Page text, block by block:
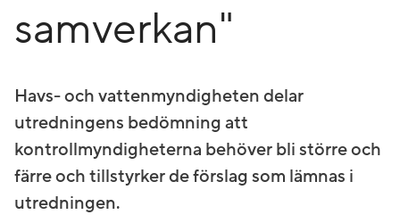
samverkan"
Havs- och vattenmyndigheten delar
utredningens bedömning att
kontrollmyndigheterna behöver bli större och
färre och tillstyrker de förslag som lämnas i
utredningen.